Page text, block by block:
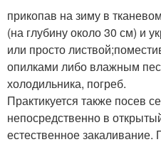
прикопав на зиму в
(на глубину около 30 см) и
или просто
опилками либо влажным
холодильника, погреб.
Практикуется также посев
непосредственно в
естественное